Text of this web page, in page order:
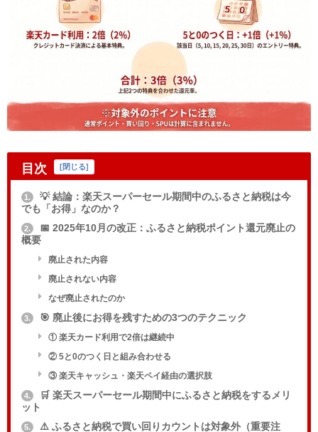
目次 [閉じる]
1.
💡 結論：楽天スーパーセール期間中のふるさと納税は今
でも「お得」なのか？
2.
📅 2025年10月の改正：ふるさと納税ポイント還元廃止の
概要
廃止された内容
廃止されない内容
なぜ廃止されたのか
3. 🎯 廃止後にお得を残すための3つのテクニック
① 楽天カード利用で2倍は継続中
② 5と0のつく日と組み合わせる
③ 楽天キャッシュ・楽天ペイ経由の選択肢
4.
🛒 楽天スーパーセール期間中にふるさと納税をするメリ
ット
5.
⚠️ ふるさと納税で買い回りカウントは対象外（重要注